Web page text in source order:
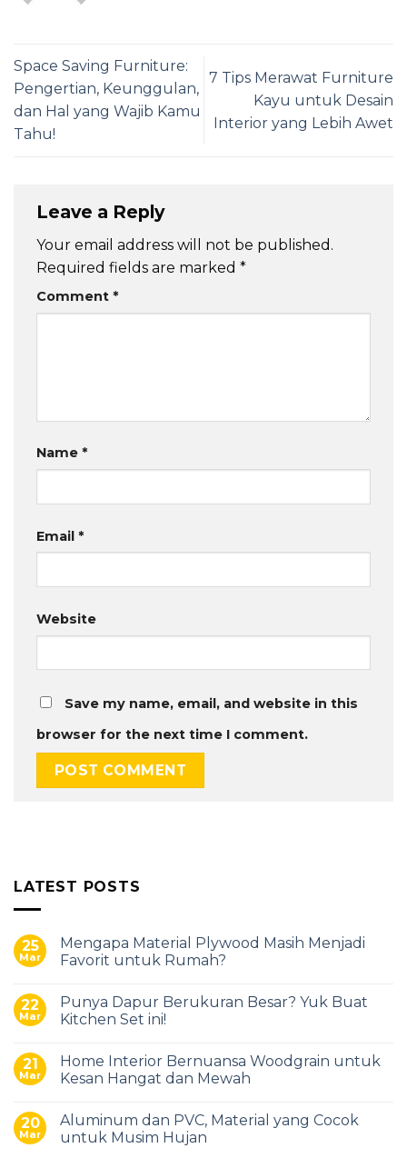
Space Saving Furniture:
Pengertian, Keunggulan,
dan Hal yang Wajib Kamu
Tahu!
7 Tips Merawat Furniture
Kayu untuk Desain
Interior yang Lebih Awet
Leave a Reply
Your email address will not be published.
Required fields are marked *
Comment *
Name *
Email *
Website
Save my name, email, and website in this
browser for the next time I comment.
LATEST POSTS
25
Mar
Mengapa Material Plywood Masih Menjadi
Favorit untuk Rumah?
22
Mar
Punya Dapur Berukuran Besar? Yuk Buat
Kitchen Set ini!
21
Mar
Home Interior Bernuansa Woodgrain untuk
Kesan Hangat dan Mewah
20
Mar
Aluminum dan PVC, Material yang Cocok
untuk Musim Hujan